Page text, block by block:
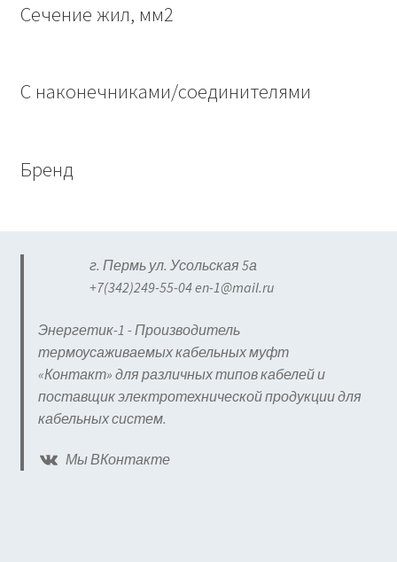
Сечение жил, мм2
С наконечниками/соединителями
Бренд
г. Пермь ул. Усольская 5а
+7(342)249-55-04 en-1@mail.ru
Энергетик-1 - Производитель
термоусаживаемых кабельных муфт
«Контакт» для различных типов кабелей и
поставщик электротехнической продукции для
кабельных систем.
Мы ВКонтакте